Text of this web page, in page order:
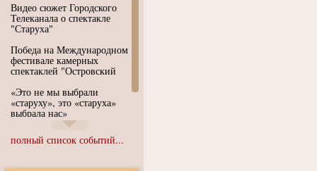
Видео сюжет Городского
Телеканала о спектакле
"Старуха"
Победа на Международном
фестивале камерных
спектаклей "Островский
«Это не мы выбрали
«старуху», это «старуха»
выбрала нас»
Иммерсивный спектакль
"Язык чистого полета
полный список событий...